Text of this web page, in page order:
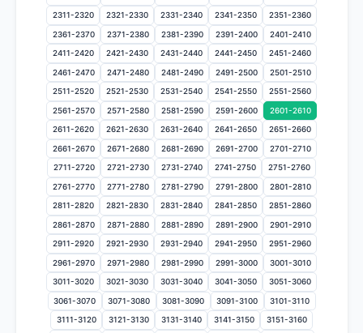
2311-2320 2321-2330 2331-2340 2341-2350 2351-2360
2361-2370 2371-2380 2381-2390 2391-2400 2401-2410
2411-2420 2421-2430 2431-2440 2441-2450 2451-2460
2461-2470 2471-2480 2481-2490 2491-2500 2501-2510
2511-2520 2521-2530 2531-2540 2541-2550 2551-2560
2561-2570 2571-2580 2581-2590 2591-2600 2601-2610
2611-2620 2621-2630 2631-2640 2641-2650 2651-2660
2661-2670 2671-2680 2681-2690 2691-2700 2701-2710
2711-2720 2721-2730 2731-2740 2741-2750 2751-2760
2761-2770 2771-2780 2781-2790 2791-2800 2801-2810
2811-2820 2821-2830 2831-2840 2841-2850 2851-2860
2861-2870 2871-2880 2881-2890 2891-2900 2901-2910
2911-2920 2921-2930 2931-2940 2941-2950 2951-2960
2961-2970 2971-2980 2981-2990 2991-3000 3001-3010
3011-3020 3021-3030 3031-3040 3041-3050 3051-3060
3061-3070 3071-3080 3081-3090 3091-3100 3101-3110
3111-3120 3121-3130 3131-3140 3141-3150 3151-3160